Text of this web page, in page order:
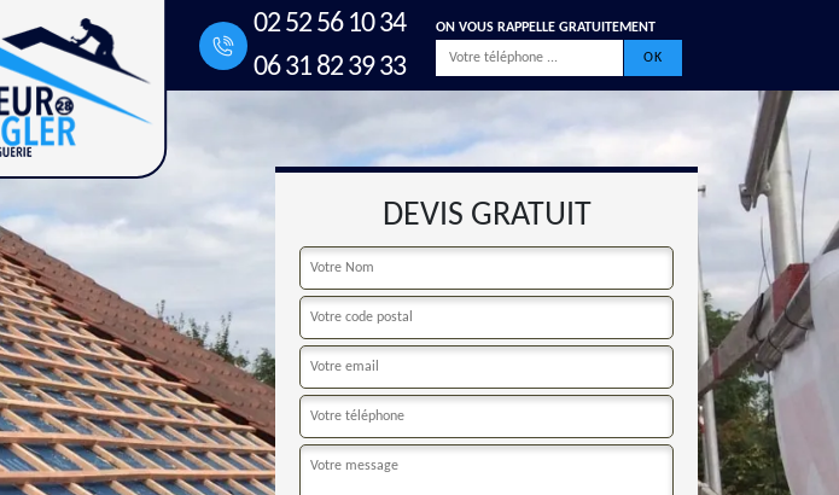
02 52 56 10 34
06 31 82 39 33
ON VOUS RAPPELLE GRATUITEMENT
DEVIS GRATUIT